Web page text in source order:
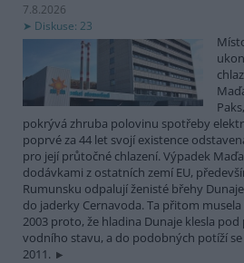
7.8.2026
Diskuse: 23
pokrývá zhruba polovinu spotřeby
poprvé za 44 let svojí existence
pro její průtočné chlazení. Výpadek
dodávkami z ostatních zemí EU,
Rumunsku odpalují ženisté břehy
do jaderky Cernavoda. Ta přitom
2003 proto, že hladina Dunaje klesla
vodního stavu, a do podobných potíží se
2011.